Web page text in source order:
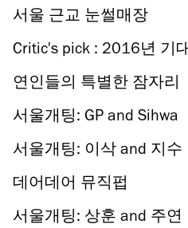
서울 근교 눈썰매장
Critic's pick : 2016년 기
연인들의 특별한 잠자리
서울개팅: GP and Sihwa
서울개팅: 이삭 and 지수
데어데어 뮤직펍
서울개팅: 상훈 and 주연